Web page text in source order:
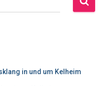
in und um Kelheim